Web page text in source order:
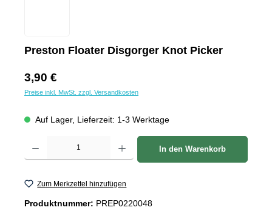
Preston Floater Disgorger Knot Picker
Regulärer Preis:
3,90 €
Preise inkl. MwSt. zzgl. Versandkosten
Auf Lager, Lieferzeit: 1-3 Werktage
Produkt Anzahl: Gib den gewünschten Wert ein oder benutze die Schaltflächen um
In den Warenkorb
Zum Merkzettel hinzufügen
Produktnummer: PREP0220048